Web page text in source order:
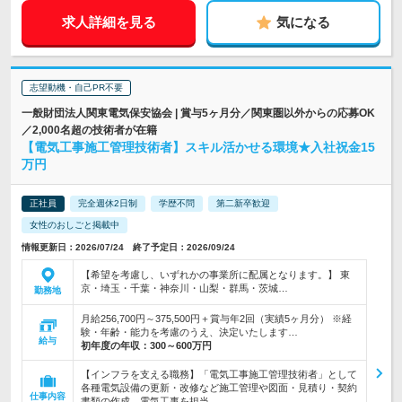
求人詳細を見る 気になる
志望動機・自己PR不要
一般財団法人関東電気保安協会 | 賞与5ヶ月分／関東圏以外からの応募OK
／2,000名超の技術者が在籍
【電気工事施工管理技術者】スキル活かせる環境★入社祝金15
万円
正社員 完全週休2日制 学歴不問 第二新卒歓迎
女性のおしごと掲載中
情報更新日：2026/07/24 終了予定日：2026/09/24
勤務地
【希望を考慮し、いずれかの事業所に配属となります。】 東
京・埼玉・千葉・神奈川・山梨・群馬・茨城…
給与
月給256,700円～375,500円＋賞与年2回（実績5ヶ月分） ※経
験・年齢・能力を考慮のうえ、決定いたします…
初年度の年収： 300～600万円
仕事内容
【インフラを支える職務】「電気工事施工管理技術者」として
各種電気設備の更新・改修など施工管理や図面・見積り・契約